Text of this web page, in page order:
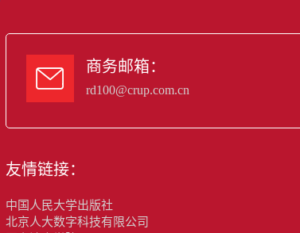
 商务邮箱：
rd100@crup.com.cn
友情链接：
中国人民大学出版社
北京人大数字科技有限公司